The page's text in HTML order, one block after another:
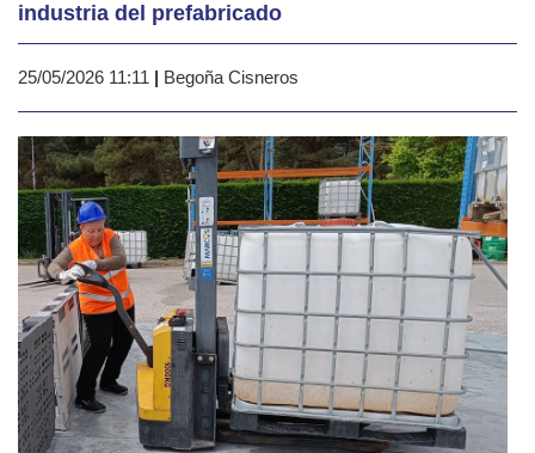
industria del prefabricado
25/05/2026 11:11 | Begoña Cisneros